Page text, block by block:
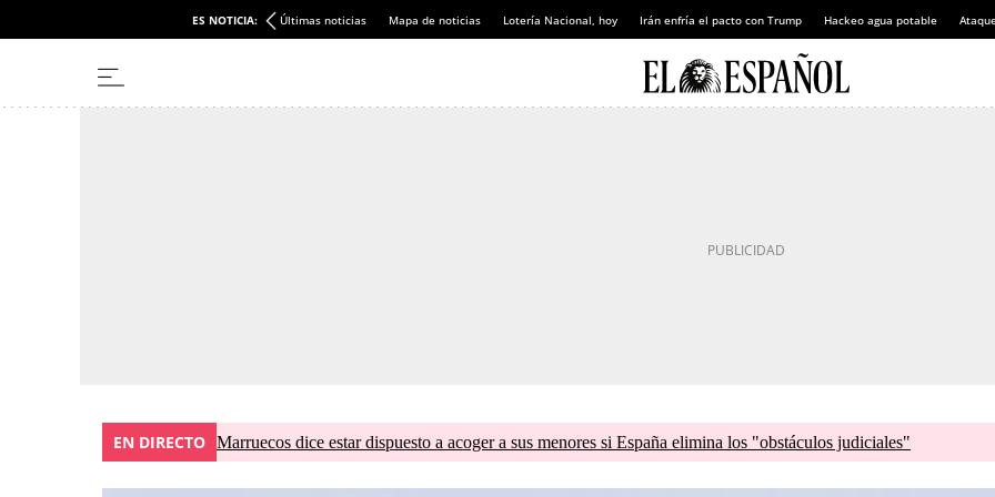
ES NOTICIA: Últimas noticias Mapa de noticias Lotería Nacional, hoy Irán enfría el pacto con Trump Hackeo agua potable
EN DIRECTO Marruecos dice estar dispuesto a acoger a sus menores si España elimina los "obstáculos judiciales"